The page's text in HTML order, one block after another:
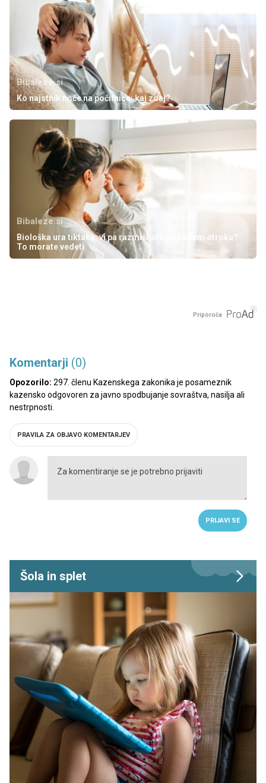
Bibaleze.si
Ko najstnik noče na počitnice: kaj zdaj?
Bibaleze.si
Biološka ura tiktaka, vi pa razmišljate o še enem otroku?
To morate vedeti
Priporoča
Komentarji (0)
Opozorilo: 297. členu Kazenskega zakonika je posameznik
kazensko odgovoren za javno spodbujanje sovraštva, nasilja ali
nestrpnosti.
PRAVILA ZA OBJAVO KOMENTARJEV
PRIJAVI SE
Šola in splet